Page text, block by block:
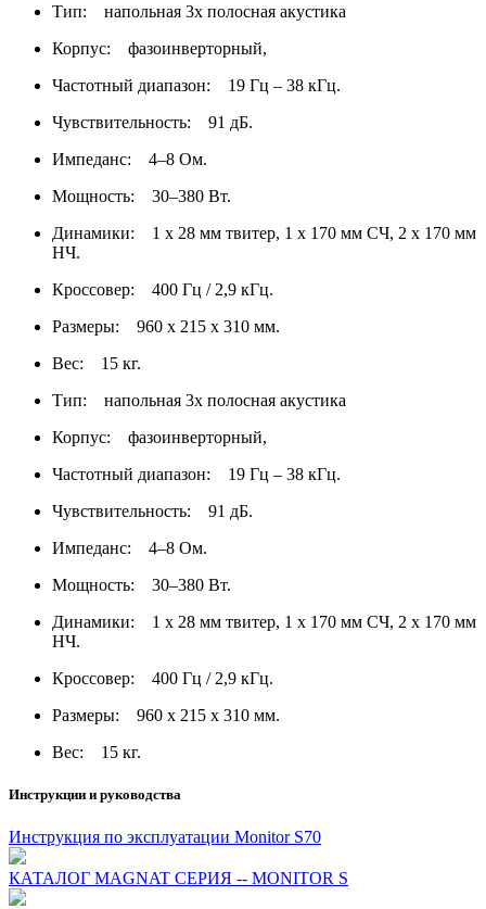
Тип: напольная 3х полосная акустика
Корпус: фазоинверторный,
Частотный диапазон: 19 Гц – 38 кГц.
Чувствительность: 91 дБ.
Импеданс: 4–8 Ом.
Мощность: 30–380 Вт.
Динамики: 1 х 28 мм твитер, 1 х 170 мм СЧ, 2 х 170 мм
НЧ.
Кроссовер: 400 Гц / 2,9 кГц.
Размеры: 960 х 215 х 310 мм.
Вес: 15 кг.
Тип: напольная 3х полосная акустика
Корпус: фазоинверторный,
Частотный диапазон: 19 Гц – 38 кГц.
Чувствительность: 91 дБ.
Импеданс: 4–8 Ом.
Мощность: 30–380 Вт.
Динамики: 1 х 28 мм твитер, 1 х 170 мм СЧ, 2 х 170 мм
НЧ.
Кроссовер: 400 Гц / 2,9 кГц.
Размеры: 960 х 215 х 310 мм.
Вес: 15 кг.
Инструкции и руководства
Инструкция по эксплуатации Monitor S70
КАТАЛОГ MAGNAT СЕРИЯ -- MONITOR S